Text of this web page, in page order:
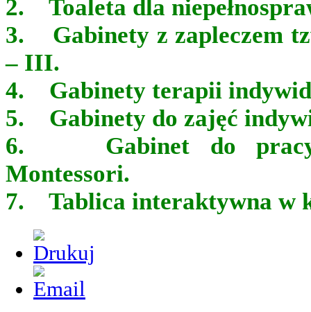
2. Toaleta dla
3. Gabinety z zapleczem
– III.
4. Gabinety terapii
5. Gabinety do zajęć
6. Gabinet do pracy
Montessori.
7. Tablica interaktywna w